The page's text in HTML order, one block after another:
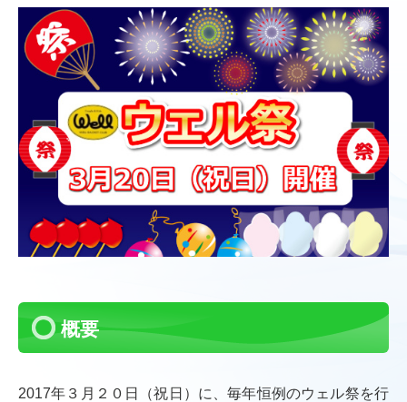
概要
2017年３月２０日（祝日）に、毎年恒例のウェル祭を行